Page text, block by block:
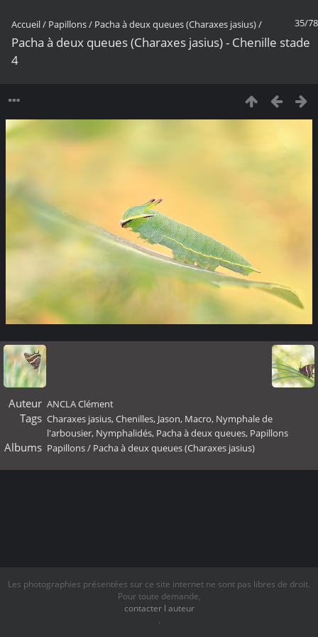
35/78
Accueil/ Papillons/ Pacha à deux queues (Charaxes jasius)/
Pacha à deux queues (Charaxes jasius) - Chenille stade
4
Auteur ANCLA Clément
Tags Charaxes jasius,Chenilles, Jason, Macro, Nymphale de
l'arbousier, Nymphalidés, Pacha à deux queues, Papillons
Albums Papillons/ Pacha à deux queues (Charaxes jasius)
Les photographies présentées sur ce site internet ne sont pas libres de droit.
Pour toute demande,
contacter l auteur
.